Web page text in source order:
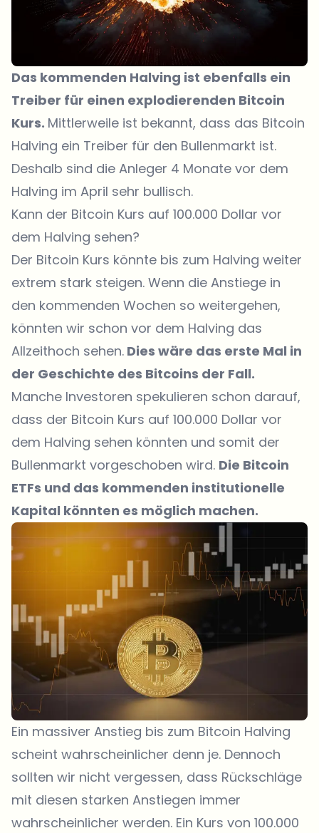
Das kommenden Halving ist ebenfalls ein
Treiber für einen explodierenden Bitcoin
Kurs. Mittlerweile ist bekannt, dass das Bitcoin
Halving ein Treiber für den Bullenmarkt ist.
Deshalb sind die Anleger 4 Monate vor dem
Halving im April sehr bullisch.
Kann der Bitcoin Kurs auf 100.000 Dollar vor
dem Halving sehen?
Der Bitcoin Kurs könnte bis zum Halving weiter
extrem stark steigen. Wenn die Anstiege in
den kommenden Wochen so weitergehen,
könnten wir schon vor dem Halving das
Allzeithoch sehen. Dies wäre das erste Mal in
der Geschichte des Bitcoins der Fall.
Manche Investoren spekulieren schon darauf,
dass der Bitcoin Kurs auf 100.000 Dollar vor
dem Halving sehen könnten und somit der
Bullenmarkt vorgeschoben wird. Die Bitcoin
ETFs und das kommenden institutionelle
Kapital könnten es möglich machen.
Ein massiver Anstieg bis zum Bitcoin Halving
scheint wahrscheinlicher denn je. Dennoch
sollten wir nicht vergessen, dass Rückschläge
mit diesen starken Anstiegen immer
wahrscheinlicher werden. Ein Kurs von 100.000